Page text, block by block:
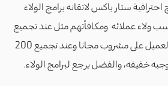
احترافية ستار باكس لاتقانه برامج الولاء
ولاء عملائه ومكافأتهم مثل عند تجميع
50 نقطه يحصل العميل على مشروب مجانا وعند تجميع 200
خفيفه، والفضل يرجع لبرامج الولاء.